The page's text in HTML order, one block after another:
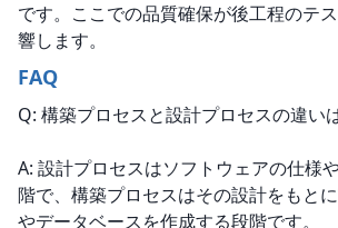
です。ここでの品質確保が後工程のテ
響します。
FAQ
Q: 構築プロセスと設計プロセスの違い
A: 設計プロセスはソフトウェアの仕様
階で、構築プロセスはその設計をもと
やデータベースを作成する段階です。